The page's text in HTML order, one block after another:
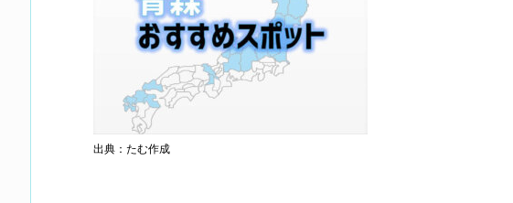
出典：たむ作成